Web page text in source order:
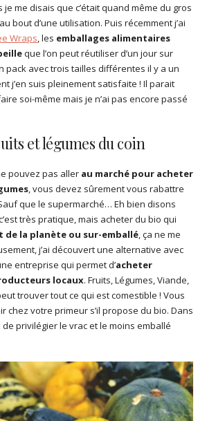
je me disais que c’était quand même du gros
bout d’une utilisation. Puis récemment j’ai
Wraps, les emballages alimentaires
que l’on peut réutiliser d’un jour sur
pack avec trois tailles différentes il y a un
j’en suis pleinement satisfaite ! Il parait
soi-même mais je n’ai pas encore passé
et légumes du coin
pouvez pas aller au marché pour acheter
, vous devez sûrement vous rabattre
que le supermarché… Eh bien disons
très pratique, mais acheter du bio qui
de la planète ou sur-emballé, ça ne me
j’ai découvert une alternative avec
entreprise qui permet d’acheter
locaux. Fruits, Légumes, Viande,
trouver tout ce qui est comestible ! Vous
chez votre primeur s’il propose du bio. Dans
privilégier le vrac et le moins emballé